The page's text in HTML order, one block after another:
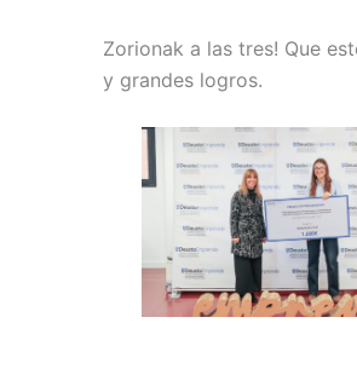
Zorionak a las tres! Que
y grandes logros.